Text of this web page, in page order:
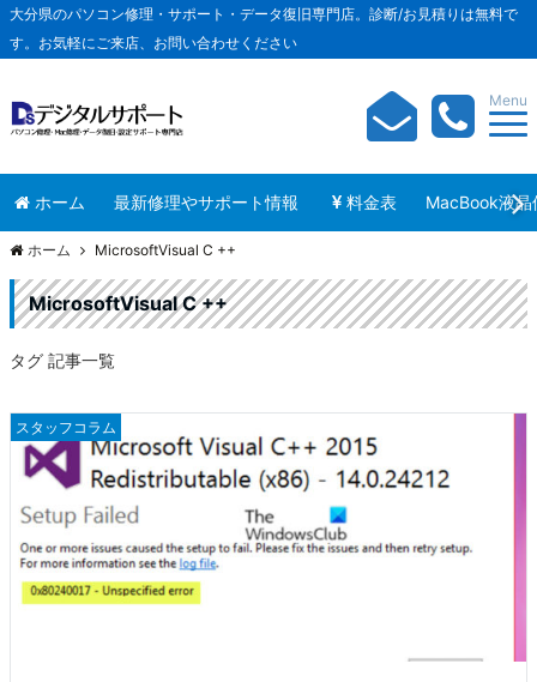
大分県のパソコン修理・サポート・データ復旧専門店。診断/お見積りは無料で
す。お気軽にご来店、お問い合わせください
Menu
ホーム 最新修理やサポート情報 料金表 MacBook液晶
ホーム MicrosoftVisual C ++
MicrosoftVisual C ++
タグ 記事一覧
スタッフコラム